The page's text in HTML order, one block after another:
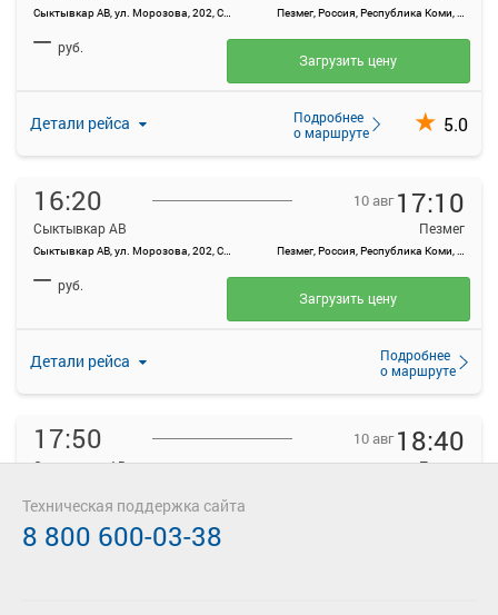
Сыктывкар АВ, ул. Морозова, 202, Сыктывкар Пезмег, Россия, Республика Коми, п Пезмег
Детали рейса
Подробнее
о маршруте
5.0
— руб.
Загрузить цену
16:20
Сыктывкар АВ
Сыктывкар АВ, ул. Морозова, 202, Сыктывкар
10 авг 17:10
Пезмег
Пезмег, Россия, Республика Коми, п Пезмег
Детали рейса
Подробнее
о маршруте
— руб.
Загрузить цену
17:50
Сыктывкар АВ
10 авг 18:40
Пезмег
—
Техническая поддержка сайта
8 800 600-03-38